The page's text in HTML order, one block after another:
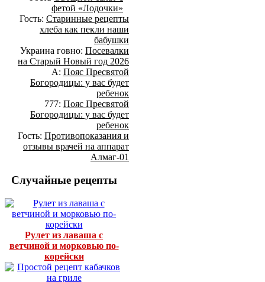
фетой «Лодочки»
Гость: Старинные рецепты
хлеба как пекли наши
бабушки
Украина говно: Посевалки
на Старый Новый год 2026
А: Пояс Пресвятой
Богородицы: у вас будет
ребенок
777: Пояс Пресвятой
Богородицы: у вас будет
ребенок
Гость: Противопоказания и
отзывы врачей на аппарат
Алмаг-01
Случайные рецепты
Рулет из лаваша с
ветчиной и морковью по-
корейски